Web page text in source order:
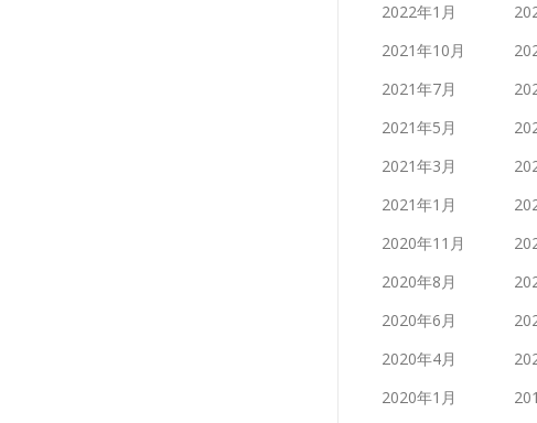
2022年1月
2021年10月
2021年7月
2021年5月
2021年3月
2021年1月
2020年11月
2020年8月
2020年6月
2020年4月
2020年1月